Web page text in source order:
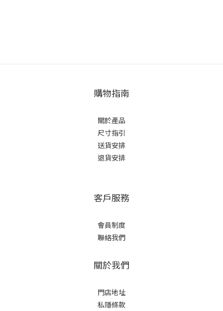
購物指南
關於產品
尺寸指引
送貨安排
退貨安排
客戶服務
會員制度
聯絡我們
關於我們
門店地址
私隱條款